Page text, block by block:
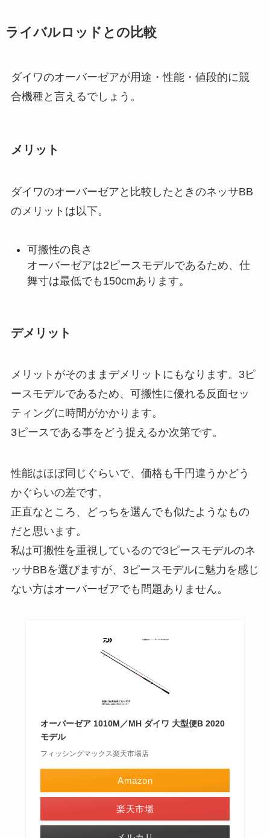
ライバルロッドとの比較
ダイワのオーバーゼアが用途・性能・値段的に競
合機種と言えるでしょう。
メリット
ダイワのオーバーゼアと比較したときのネッサBB
のメリットは以下。
可搬性の良さ
オーバーゼアは2ピースモデルであるため、仕
舞寸は最低でも150cmあります。
デメリット
メリットがそのままデメリットにもなります。3ピ
ースモデルであるため、可搬性に優れる反面セッ
ティングに時間がかかります。
3ピースである事をどう捉えるか次第です。
性能はほぼ同じぐらいで、価格も千円違うかどう
かぐらいの差です。
正直なところ、どっちを選んでも似たようなもの
だと思います。
私は可搬性を重視しているので3ピースモデルのネ
ッサBBを選びますが、3ピースモデルに魅力を感じ
ない方はオーバーゼアでも問題ありません。
オーバーゼア 1010M／MH ダイワ 大型便B 2020
モデル
フィッシングマックス楽天市場店
Amazon
楽天市場